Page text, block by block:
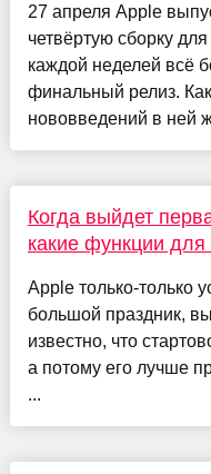
27 апреля Apple
четвёртую сборку
каждой неделей всё
финальный релиз.
нововведений в ней
Когда выйдет
какие функции
Apple только-только
большой праздник,
известно, что
а потому его лучше
...